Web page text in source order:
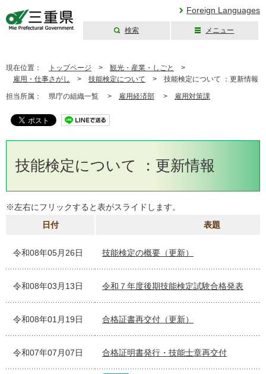
Foreign Languages
検索 メニュー
現在位置： トップページ > 観光・産業・しごと
>
雇用・仕事さがし
> 技能検定について > 技能検定について ：更新情報
担当所属： 県庁の組織一覧 > 雇用経済部 > 雇用対策課
技能検定について ：更新情報
※左右にフリックすると表がスライドします。
日付
表題
令和08年05月26日 技能検定の概要（更新）
令和08年03月13日 令和７年度後期技能検定試験合格発表
令和08年01月19日 合格証書再交付（更新）
令和07年07月07日 合格証明書発行・技能士章再交付